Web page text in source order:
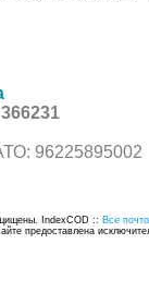
366231
96225895002
IndexCOD :: Все
предоставлена